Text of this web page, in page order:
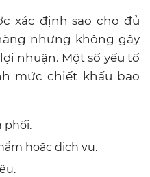
xác định sao cho đủ
nhưng không gây
nhuận. Một số yếu tố
mức chiết khấu bao
phối.
hoặc dịch vụ.